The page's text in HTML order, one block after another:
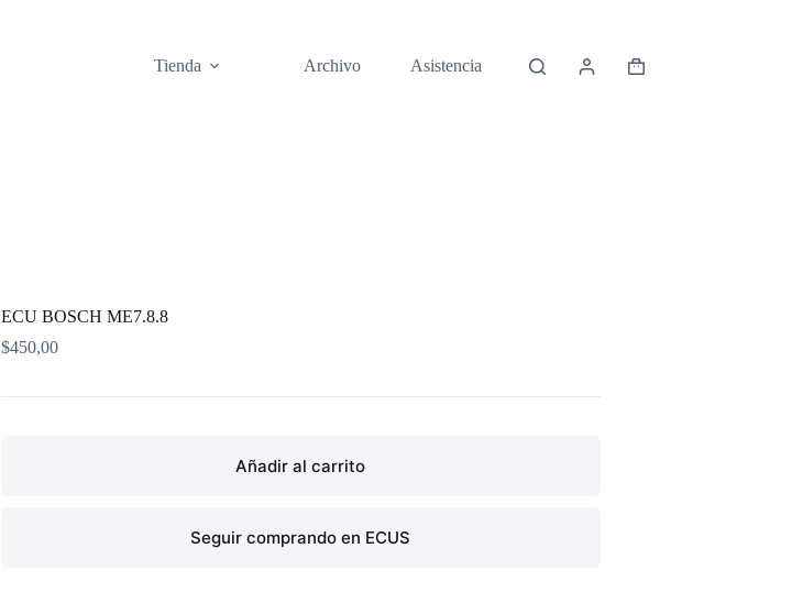
Tienda
Archivo Asistencia
Carro
ECU BOSCH ME7.8.8
$450,00
Añadir al carrito
Seguir comprando en ECUS